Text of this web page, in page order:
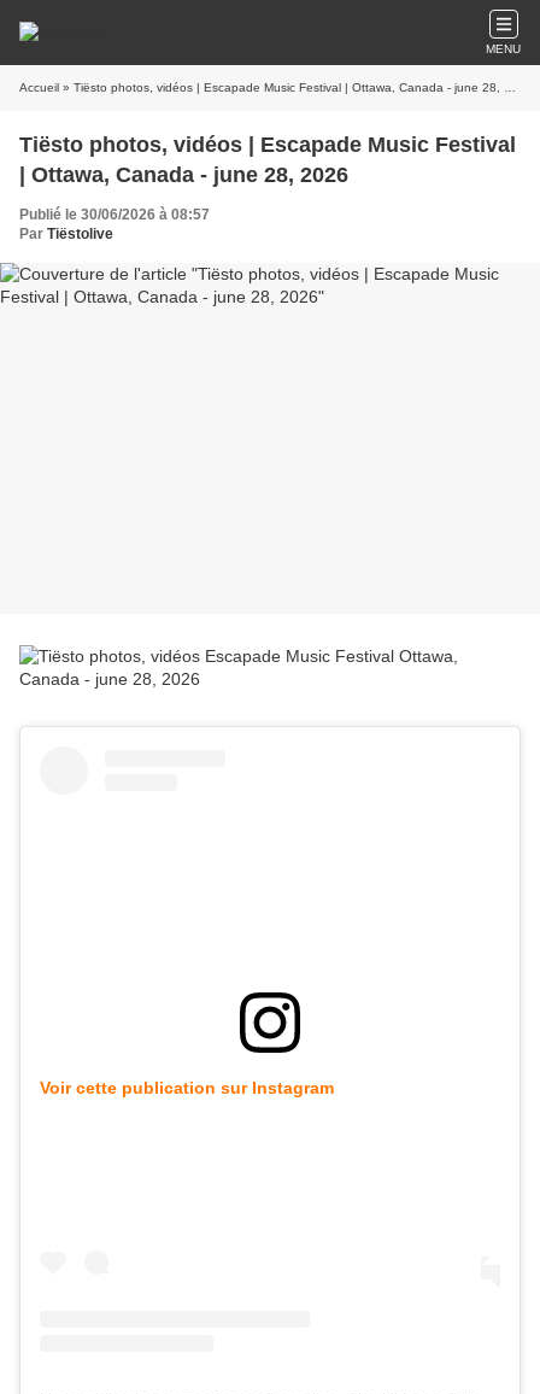
MENU
Accueil » Tiësto photos, vidéos | Escapade Music Festival | Ottawa, Canada - june 28, 2026
Tiësto photos, vidéos | Escapade Music Festival
| Ottawa, Canada - june 28, 2026
Publié le 30/06/2026 à 08:57
Par Tiëstolive
Voir cette publication sur Instagram